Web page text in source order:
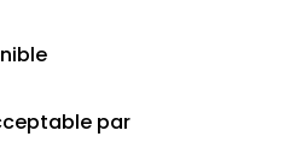
par